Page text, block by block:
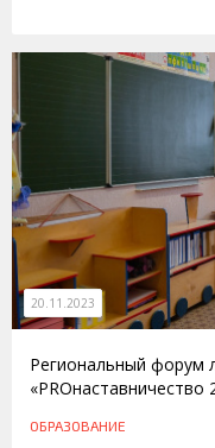
20.11.2023
Региональный форум
«PROнаставничество
ОБРАЗОВАНИЕ